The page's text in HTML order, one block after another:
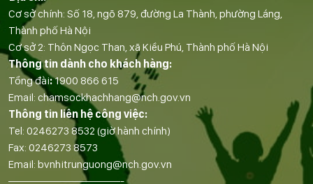
Cơ sở chính: Số 18, ngõ 879, đường La Thành, phường Láng,
Thành phố Hà Nội
Cơ sở 2: Thôn Ngọc Than, xã Kiều Phú, Thành phố Hà Nội
Thông tin dành cho khách hàng:
Tổng đài:1900 866 615
Email: chamsockhachhang@nch.gov.vn
Thông tin liên hệ công việc:
Tel: 0246273 8532 (giờ hành chính)
Fax: 0246273 8573
Email: bvnhitrunguong@nch.gov.vn
——————————-